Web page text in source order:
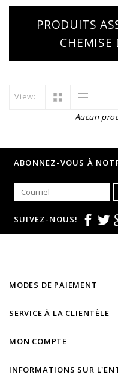
PRODUITS
CHEMISE
View:
Aucun
ABONNEZ-VOUS À
SUIVEZ-NOUS!
MODES DE PAIEMENT
SERVICE À LA CLIENTÈLE
MON COMPTE
INFORMATIONS SUR